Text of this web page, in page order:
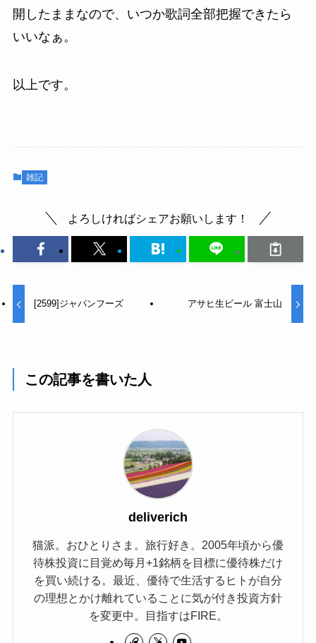
開したままなので、いつか歌詞全部把握できたら
いいなぁ。
以上です。
雑記
よろしければシェアお願いします！
[2599]ジャパンフーズ アサヒ生ビール 富士山
この記事を書いた人
deliverich
猫派。おひとりさま。旅行好き。2005年頃から優
待株投資に目覚め毎月+1銘柄を目標に優待株だけ
を買い続ける。最近、優待で生活するヒトが自分
の理想とかけ離れていることに気が付き投資方針
を変更中。目指すはFIRE。